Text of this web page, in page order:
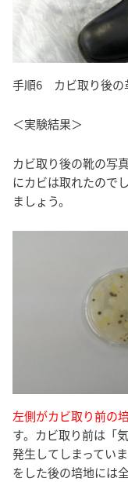
手順6 カビ取り後の
＜実験結果＞
カビ取り後の靴の写
にカビは取れたので
ましょう。
左側がカビ取り前の
す。カビ取り前は「
発生してしまってい
をした後の培地には